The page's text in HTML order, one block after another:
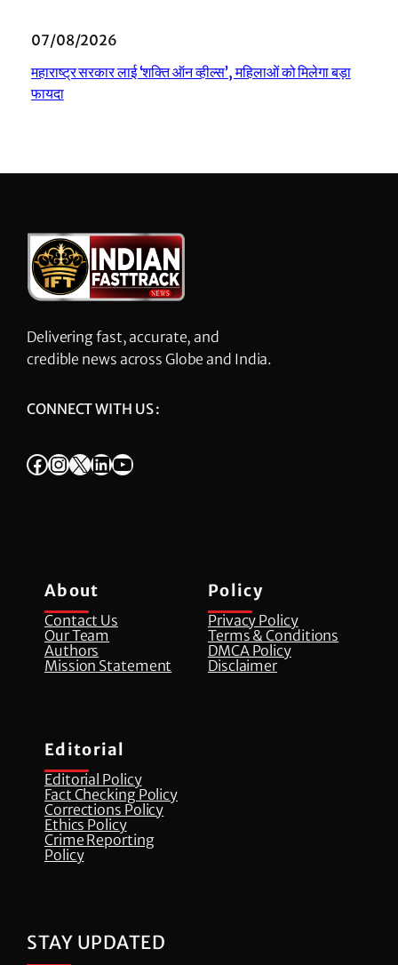
07/08/2026
महाराष्ट्र सरकार लाई ‘शक्ति ऑन व्हील्स’, महिलाओं को मिलेगा बड़ा
फायदा
Delivering fast, accurate, and
credible news across Globe and India.
CONNECT WITH US :
Facebook InstagramX LinkedIn YouTube
About
Contact Us
Our Team
Authors
Mission Statement
Policy
Privacy Policy
Terms & Conditions
DMCA Policy
Disclaimer
Editorial
Editorial Policy
Fact Checking Policy
Corrections Policy
⁠Ethics Policy
Crime Reporting
Policy
STAY UPDATED